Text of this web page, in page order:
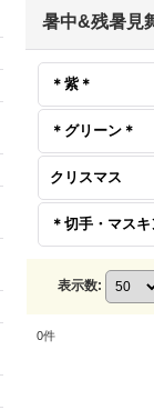
暑中&残暑見
＊紫＊
＊グリーン＊
クリスマス
表示数:
0件